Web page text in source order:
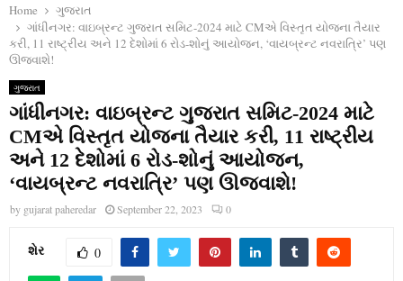
Home
ગુજરાત
ગાંધીનગર: વાઇબ્રન્ટ ગુજરાત સમિટ-2024 માટે CMએ વિસ્તૃત યોજના તૈયાર
કરી, 11 રાષ્ટ્રીય અને 12 દેશોમાં 6 રોડ-શોનું આયોજન, ‘વાયબ્રન્ટ નવરાત્રિ’ પણ
ઊજવાશે!
ગુજરાત
ગાંધીનગર: વાઇબ્રન્ટ ગુજરાત સમિટ-2024 માટે
CMએ વિસ્તૃત યોજના તૈયાર કરી, 11 રાષ્ટ્રીય
અને 12 દેશોમાં 6 રોડ-શોનું આયોજન,
‘વાયબ્રન્ટ નવરાત્રિ’ પણ ઊજવાશે!
by gujarat paheredar September 22, 2023 0
શેર 0